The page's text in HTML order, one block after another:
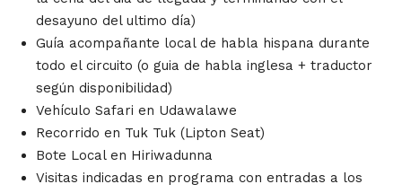
desayuno del ultimo día)
Guía acompañante local de habla hispana durante
todo el circuito (o guia de habla inglesa + traductor
según disponibilidad)
Vehículo Safari en Udawalawe
Recorrido en Tuk Tuk (Lipton Seat)
Bote Local en Hiriwadunna
Visitas indicadas en programa con entradas a los